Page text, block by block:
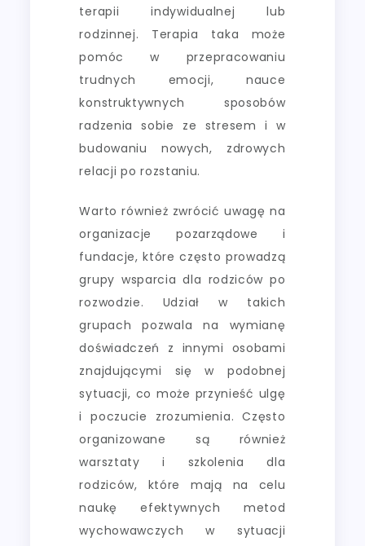
terapii indywidualnej lub
rodzinnej. Terapia taka może
pomóc w przepracowaniu
trudnych emocji, nauce
konstruktywnych sposobów
radzenia sobie ze stresem i w
budowaniu nowych, zdrowych
relacji po rozstaniu.
Warto również zwrócić uwagę na
organizacje pozarządowe i
fundacje, które często prowadzą
grupy wsparcia dla rodziców po
rozwodzie. Udział w takich
grupach pozwala na wymianę
doświadczeń z innymi osobami
znajdującymi się w podobnej
sytuacji, co może przynieść ulgę
i poczucie zrozumienia. Często
organizowane są również
warsztaty i szkolenia dla
rodziców, które mają na celu
naukę efektywnych metod
wychowawczych w sytuacji